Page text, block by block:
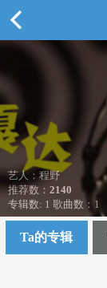
艺人：程野
推荐数： 2140
专辑数: 1 歌曲数：1
Ta的专辑